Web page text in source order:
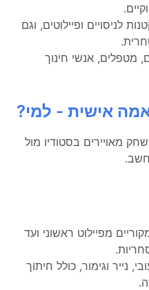
לניסויים ופיילוטים, וגם
מטפלים, אנשי חינוך
אישית - למי?
מפיילוט ראשוני ועד
וגימור, כולל חיתוך